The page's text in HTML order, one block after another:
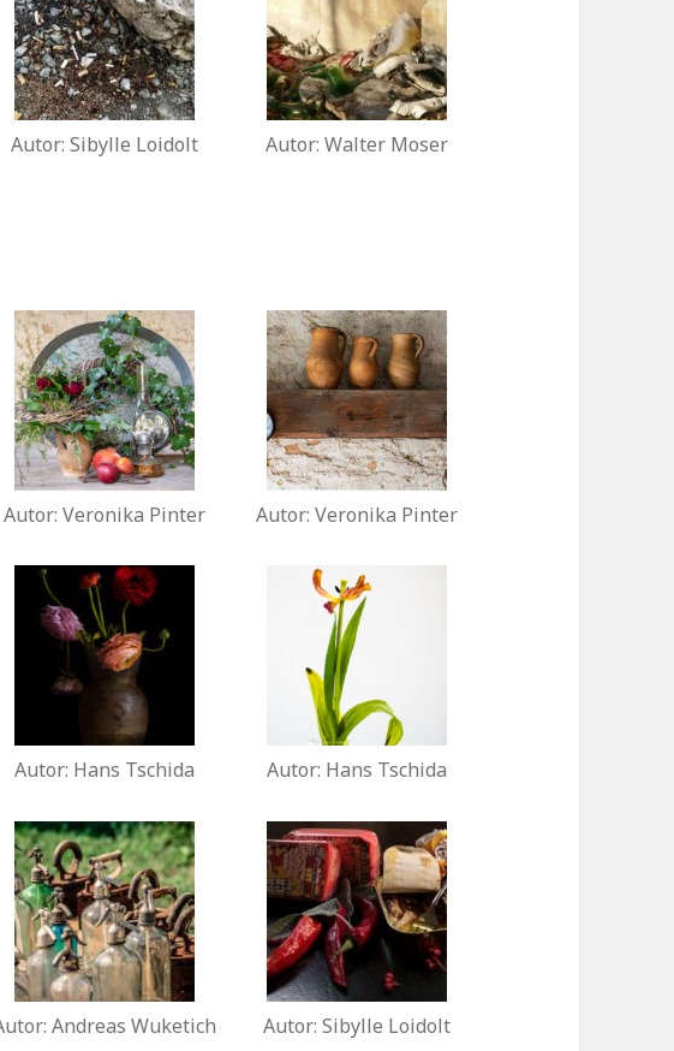
Autor: Sibylle Loidolt Autor: Walter Moser
Autor: Veronika Pinter Autor: Veronika Pinter
Autor: Hans Tschida Autor: Hans Tschida
Andreas Wuketich Autor: Sibylle Loidolt